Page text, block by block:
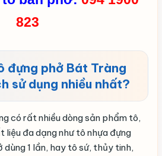
823
đựng phở Bát Tràng
sử dụng nhiều nhất?
có rất nhiều dòng sản phẩm tô,
đa dạng như tô nhựa đựng
1 lần, hay tô sứ, thủy tinh,